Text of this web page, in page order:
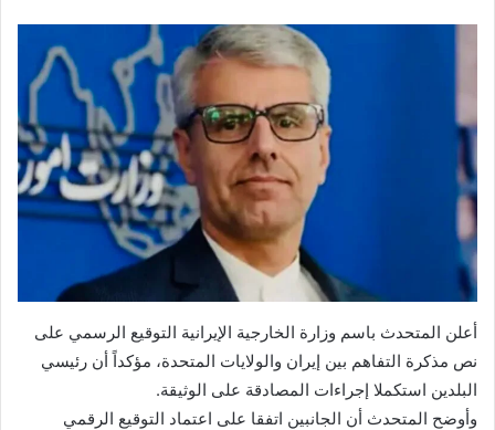
أعلن المتحدث باسم وزارة الخارجية الإيرانية التوقيع الرسمي على
نص مذكرة التفاهم بين إيران والولايات المتحدة، مؤكداً أن رئيسي
البلدين استكملا إجراءات المصادقة على الوثيقة.
وأوضح المتحدث أن الجانبين اتفقا على اعتماد التوقيع الرقمي